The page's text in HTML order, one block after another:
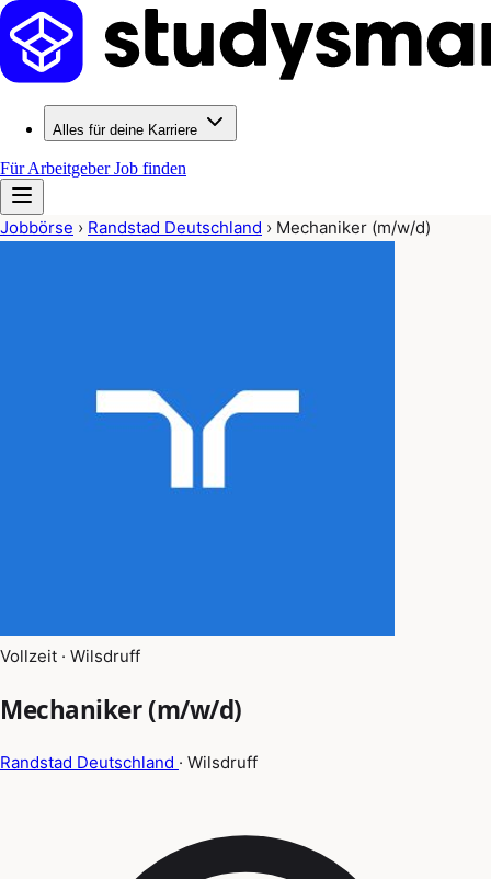
Alles für deine Karriere
Für ArbeitgeberJob finden
Jobbörse › Randstad Deutschland › Mechaniker (m/w/d)
Vollzeit · Wilsdruff
Mechaniker (m/w/d)
Randstad Deutschland · Wilsdruff